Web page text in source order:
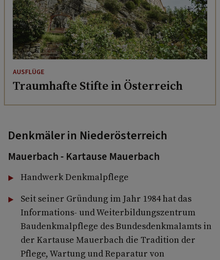
AUSFLÜGE
Traumhafte Stifte in Österreich
Denkmäler in Niederösterreich
Mauerbach - Kartause Mauerbach
Handwerk Denkmalpflege
Seit seiner Gründung im Jahr 1984 hat das
Informations- und Weiterbildungszentrum
Baudenkmalpflege des Bundesdenkmalamts in
der Kartause Mauerbach die Tradition der
Pflege, Wartung und Reparatur von